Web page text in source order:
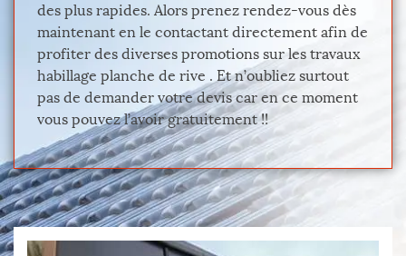
des plus rapides. Alors prenez rendez-vous dès
maintenant en le contactant directement afin de
profiter des diverses promotions sur les travaux
habillage planche de rive . Et n’oubliez surtout
pas de demander votre devis car en ce moment
vous pouvez l’avoir gratuitement !!